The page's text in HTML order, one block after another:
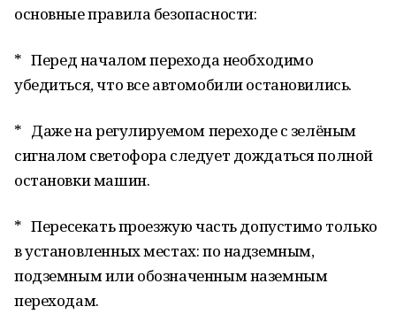
основные правила безопасности:
* Перед началом перехода необходимо
убедиться, что все автомобили остановились.
* Даже на регулируемом переходе с зелёным
сигналом светофора следует дождаться полной
остановки машин.
* Пересекать проезжую часть допустимо только
в установленных местах: по надземным,
подземным или обозначенным наземным
переходам.